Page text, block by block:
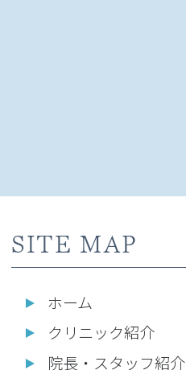
SITE MAP
ホーム
クリニック紹介
院長・スタッフ紹介